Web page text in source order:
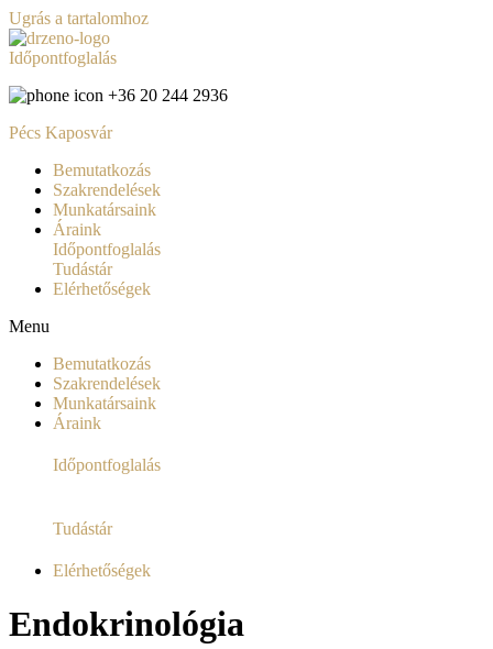
Ugrás a tartalomhoz
Időpontfoglalás
+36 20 244 2936
Pécs Kaposvár
Bemutatkozás
Szakrendelések
Munkatársaink
Áraink
Időpontfoglalás
Tudástár
Elérhetőségek
Menu
Bemutatkozás
Szakrendelések
Munkatársaink
Áraink
Időpontfoglalás
Tudástár
Elérhetőségek
Endokrinológia